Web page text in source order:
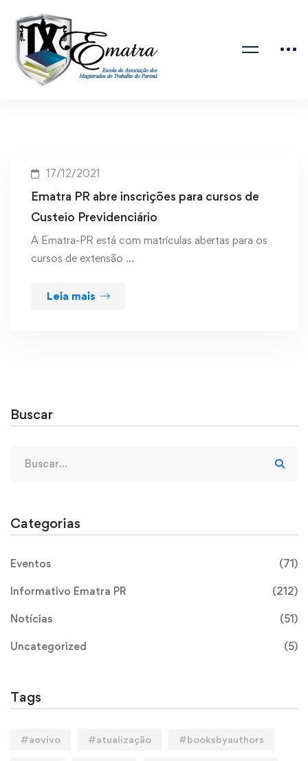
17/12/2021
Ematra PR abre inscrições para cursos de
Custeio Previdenciário
A Ematra-PR está com matrículas abertas para os
cursos de extensão …
Leia mais
Buscar
Categorias
Eventos (71)
Informativo Ematra PR (212)
Notícias (51)
Uncategorized (5)
Tags
#aovivo #atualização #booksbyauthors